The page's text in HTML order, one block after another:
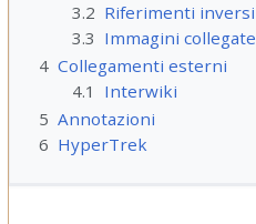
3.2 Riferimenti inversi
3.3 Immagini collegate
4 Collegamenti esterni
4.1
Interwiki
5 Annotazioni
6 HyperTrek